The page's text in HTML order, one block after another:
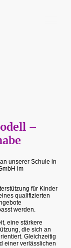
–
unserer Schule in
im
für Kinder
qualifizierten
werden.
eine stärkere
die sich an
Gleichzeitig
einer verlässlichen